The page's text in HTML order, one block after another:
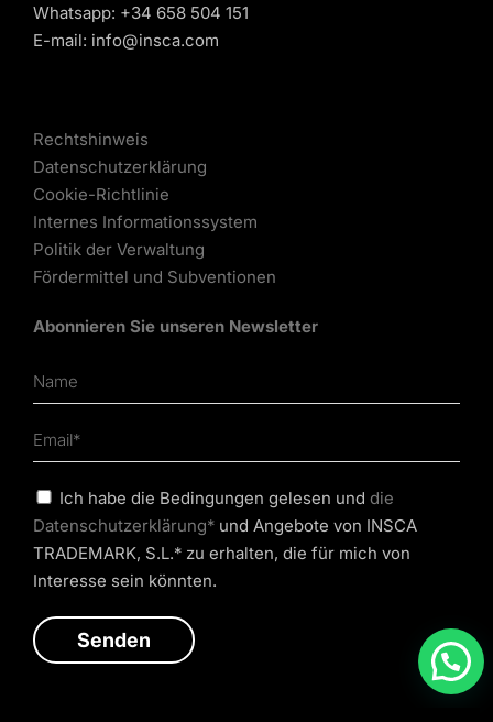
Whatsapp: +34 658 504 151
E-mail: info@insca.com
Rechtshinweis
Datenschutzerklärung
Cookie-Richtlinie
Internes Informationssystem
Politik der Verwaltung
Fördermittel und Subventionen
Abonnieren Sie unseren Newsletter
Ich habe die Bedingungen gelesen und die
Datenschutzerklärung* und Angebote von INSCA
TRADEMARK, S.L.* zu erhalten, die für mich von
Interesse sein könnten.